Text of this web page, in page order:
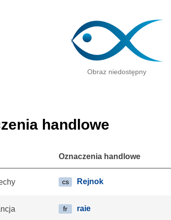
Obraz niedostępny
handlowe
Oznaczenia handlowe
cs Rejnok
fr raie